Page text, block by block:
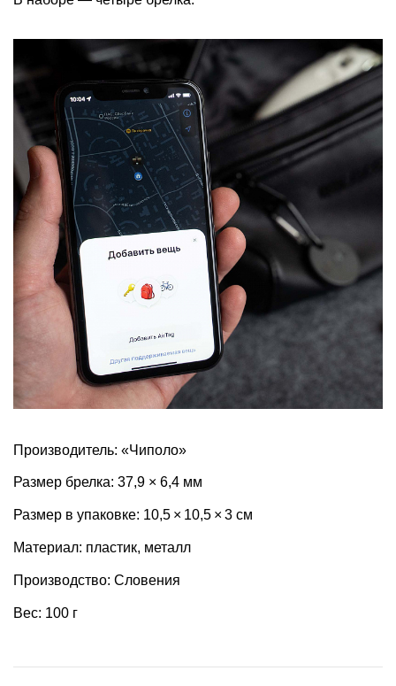
Производитель: «Чиполо»
Размер брелка: 37,9 × 6,4 мм
Размер в упаковке: 10,5 × 10,5 × 3 см
Материал: пластик, металл
Производство: Словения
Вес: 100 г